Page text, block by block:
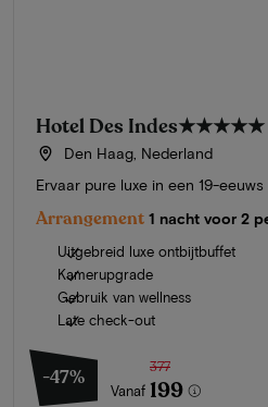
Hotel Des Indes★★★★★
Den Haag, Nederland
Ervaar pure luxe in een 19-
Arrangement 1 nacht voor 2
Uitgebreid luxe ontbijtbuffet
Kamerupgrade
Gebruik van wellness
Late check-out
-47%
Vanaf
377
199